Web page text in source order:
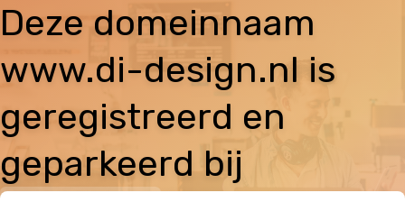
Deze domeinnaam
www.di-design.nl is
geregistreerd en
geparkeerd bij